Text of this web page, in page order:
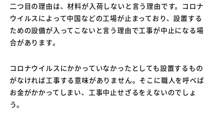
二つ目の理由は、材料が入荷しないと言う理由です。コロナ
ウイルスによって中国などの工場が止まっており、設置する
ための設備が入ってこないと言う理由で工事が中止になる場
合があります。
コロナウイルスにかかっていなかったとしても設置するもの
がなければ工事する意味がありません。そこに職人を呼べば
お金がかかってしまい、工事中止せざるをえないのでしょ
う。